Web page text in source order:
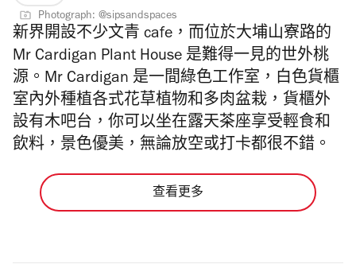
Photograph: @sipsandspaces
新界開設不少文青 cafe，而位於大埔山寮路的
Mr Cardigan Plant House 是難得一見的世外桃
源。Mr Cardigan 是一間綠色工作室，白色貨櫃
室內外種植各式花草植物和多肉盆栽，貨櫃外
設有木吧台，你可以坐在露天茶座享受輕食和
飲料，景色優美，無論放空或打卡都很不錯。
查看更多